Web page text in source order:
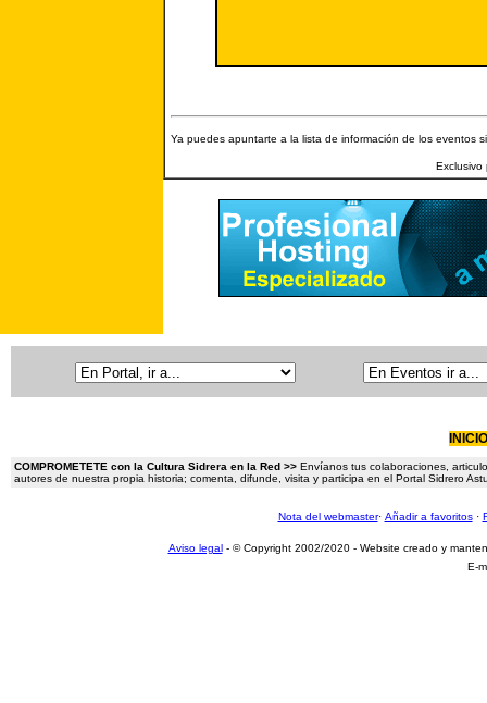
Ya puedes apuntarte a la lista de información de los eventos
Exclusivo
INICIO
COMPROMETETE con la Cultura Sidrera en la Red >> Envíanos tus colaboraciones,
autores de nuestra propia historia; comenta, difunde, visita y participa en el Portal Sidrero
Nota del webmaster· Añadir a favoritos·
Aviso legal- © Copyright 2002/2020 - Website creado y
E-